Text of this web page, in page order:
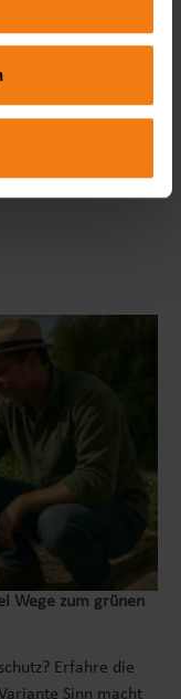
Welche Höhe
du vor dem Kauf
Wege zum grünen
Erfahre die
Sinn macht